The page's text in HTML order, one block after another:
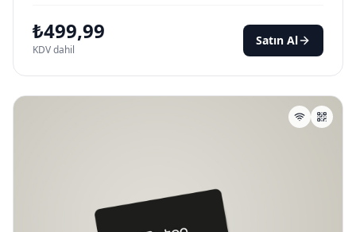
₺499,99
KDV dahil
Satın Al